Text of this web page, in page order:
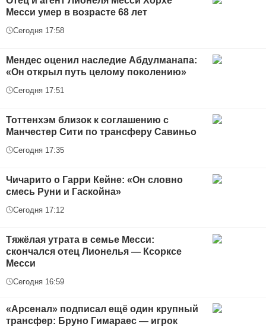
Месси умер в возрасте 68 лет
Сегодня 17:58
Мендес оценил наследие Абдулманапа:
«Он открыл путь целому поколению»
Сегодня 17:51
Тоттенхэм близок к соглашению с
Манчестер Сити по трансферу Савиньо
Сегодня 17:35
Чичарито о Гарри Кейне: «Он словно
смесь Руни и Гаскойна»
Сегодня 17:12
Тяжёлая утрата в семье Месси:
скончался отец Лионелья — Ксорксе
Месси
Сегодня 16:59
«Арсенал» подписал ещё один крупный
трансфер: Бруно Гимараес — игрок